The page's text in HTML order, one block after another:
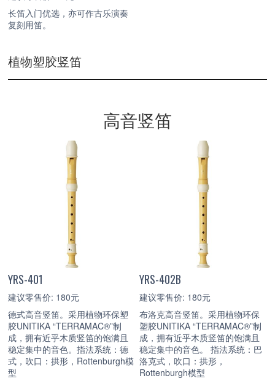
长笛入门优选，亦可作古乐演奏
复刻用笛。
植物塑胶竖笛
高音竖笛
YRS-401
建议零售价: 180元
德式高音竖笛。采用植物环保塑
胶UNITIKA “TERRAMAC®”制
成，拥有近乎木质竖笛的饱满且
稳定集中的音色。指法系统：德
式，吹口：拱形，Rottenburgh模
型
YRS-402B
建议零售价: 180元
布洛克高音竖笛。采用植物环保
塑胶UNITIKA “TERRAMAC®”制
成，拥有近乎木质竖笛的饱满且
稳定集中的音色。 指法系统：巴
洛克式，吹口：拱形，
Rottenburgh模型